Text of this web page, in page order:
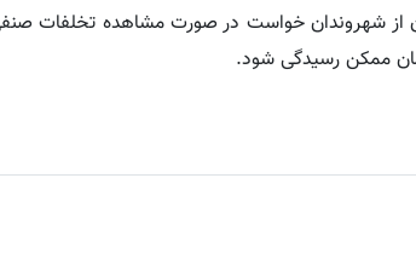
از شهروندان خواست در صورت مشاهده تخلفات
ممکن رسیدگی شود.